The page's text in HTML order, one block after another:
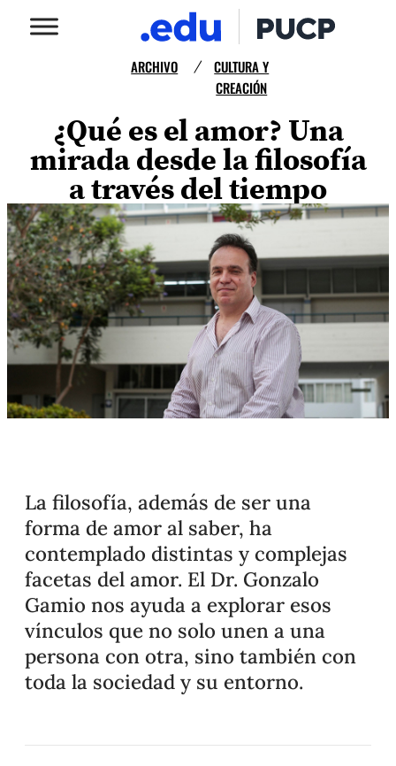
ARCHIVO /
CULTURA Y
CREACIÓN
¿Qué es el amor? Una
mirada desde la filosofía
a través del tiempo
La filosofía, además de ser una
forma de amor al saber, ha
contemplado distintas y complejas
facetas del amor. El Dr. Gonzalo
Gamio nos ayuda a explorar esos
vínculos que no solo unen a una
persona con otra, sino también con
toda la sociedad y su entorno.